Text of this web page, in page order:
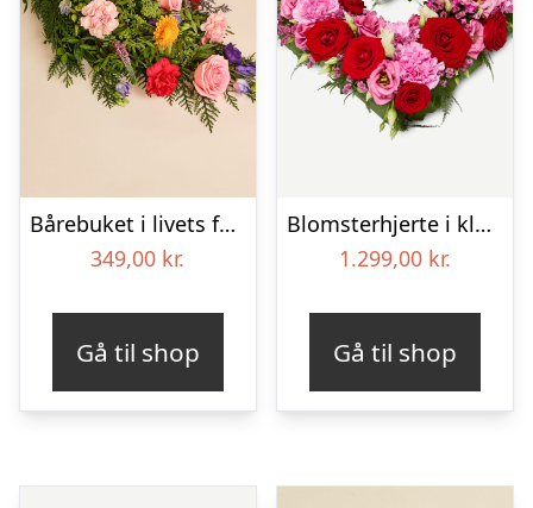
Bårebuket i livets farver
349,00 kr.
Gå til shop
Blomsterhjerte i klassisk stil – pink
1.299,00 kr.
Gå til shop